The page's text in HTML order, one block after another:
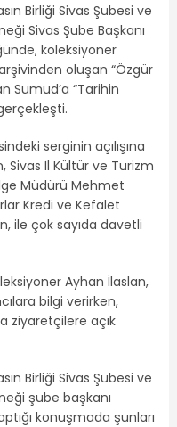
Birliği Sivas Şubesi ve
Sivas Şube Başkanı
koleksiyoner
oluşan “Özgür
Sumud’a “Tarihin
gerçekleşti.
serginin açılışına
Sivas İl Kültür ve Turizm
Müdürü Mehmet
Kredi ve Kefalet
ile çok sayıda davetli
Ayhan İlaslan,
bilgi verirken,
ziyaretçilere açık
Birliği Sivas Şubesi ve
şube başkanı
konuşmada şunları